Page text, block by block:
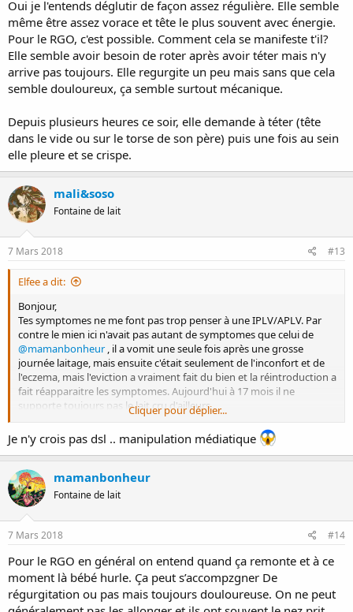
Oui je l'entends déglutir de façon assez régulière. Elle semble
même être assez vorace et tête le plus souvent avec énergie.
Pour le RGO, c'est possible. Comment cela se manifeste t'il?
Elle semble avoir besoin de roter après avoir téter mais n'y
arrive pas toujours. Elle regurgite un peu mais sans que cela
semble douloureux, ça semble surtout mécanique.
Depuis plusieurs heures ce soir, elle demande à téter (tête
dans le vide ou sur le torse de son père) puis une fois au sein
elle pleure et se crispe.
mali&soso
Fontaine de lait
7 Mars 2018 #13
Elfee a dit:
Bonjour,
Tes symptomes ne me font pas trop penser à une IPLV/APLV. Par
contre le mien ici n'avait pas autant de symptomes que celui de
@mamanbonheur, il a vomit une seule fois après une grosse
journée laitage, mais ensuite c'était seulement de l'inconfort et de
l'eczema, mais l'eviction a vraiment fait du bien et la réintroduction a
fait réapparaitre les symptomes. Aujourd'hui à 17 mois il ne
supporte toujours pas le lait cru d'ailleurs .
Pour l'eviction, si tu veux qu'elle soit parfaite, il faut supprimer tous
les laitages animaux car il y a des allergies croisées, et faire attention
aux produits transformer, il y a des laitages a beaucoup d'endroits.
Alors en effet on n'est pas des veaux, donc on n'est moins bien
adapté que lui, mais contrairement à ce qui est beaucoup dit sur la
toile, nous ne sommes pas inadaptés pour autant. La génétique
montre par exemple que 80% de la population européenne blanche
et d'Asie) est tout a fait capable de digérer ce lait sans aucunes
conséquences sur sa santé. Dans une population africaine (j'ai
oublié son nom), qui est très dépendante de son élevage bovin, ce
taux grimpe même à 98%. Le vrai problème pour les bébés c'est que
Cliquer pour déplier...
Je n'y crois pas dsl .. manipulation médiatique
mamanbonheur
Fontaine de lait
7 Mars 2018 #14
Pour le RGO en général on entend quand ça remonte et à ce
moment là bébé hurle. Ça peut s’accompzgner De
régurgitation ou pas mais toujours douloureuse. On ne peut